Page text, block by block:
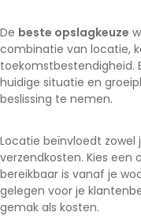
De beste opslagkeuze
combinatie van locatie,
toekomstbestendigheid.
huidige situatie en
beslissing te nemen.
Locatie beïnvloedt zowel
verzendkosten. Kies een
bereikbaar is vanaf je
gelegen voor je
gemak als kosten.